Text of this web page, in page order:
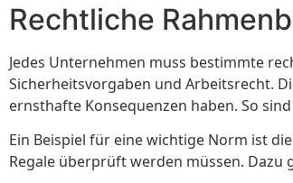
Rechtliche
Jedes Unternehmen muss bestimmte
Sicherheitsvorgaben und Arbeitsrecht.
ernsthafte Konsequenzen haben. So
Ein Beispiel für eine wichtige Norm ist
Regale überprüft werden müssen. Dazu